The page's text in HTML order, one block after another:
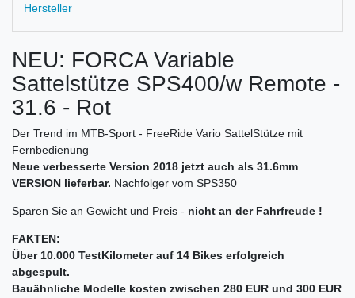
Hersteller
NEU: FORCA Variable
Sattelstütze SPS400/w Remote -
31.6 - Rot
Der Trend im MTB-Sport - FreeRide Vario SattelStütze mit
Fernbedienung
Neue verbesserte Version 2018 jetzt auch als 31.6mm
VERSION lieferbar. Nachfolger vom SPS350
Sparen Sie an Gewicht und Preis - nicht an der Fahrfreude !
FAKTEN:
Über 10.000 TestKilometer auf 14 Bikes erfolgreich
abgespult.
Bauähnliche Modelle kosten zwischen 280 EUR und 300 EUR